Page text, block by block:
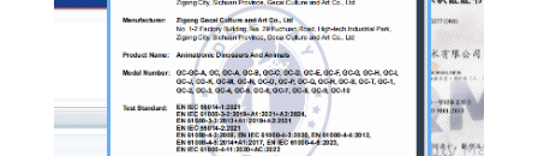
旅景区、科普展馆、商业广场、大型展会、节
庆活动等场景。
公司核心业务为仿真恐龙制作，产品线涵盖静